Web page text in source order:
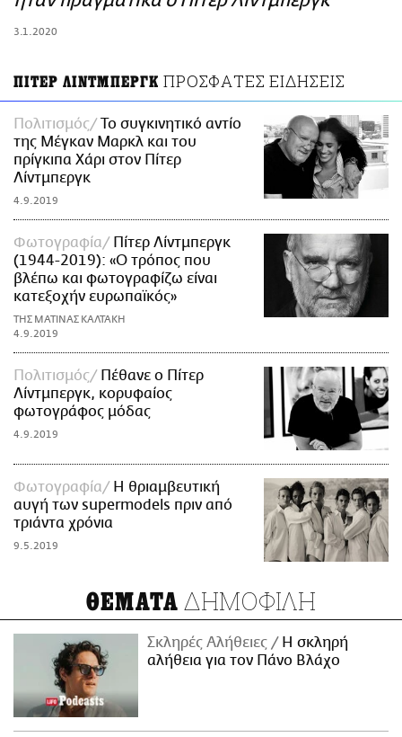
3.1.2020
ΠΙΤΕΡ ΛΙΝΤΜΠΕΡΓΚ ΠΡΟΣΦΑΤΕΣ ΕΙΔΗΣΕΙΣ
Πολιτισμός
Το συγκινητικό αντίο
της Μέγκαν Μαρκλ και του
πρίγκιπα Χάρι στον Πίτερ
Λίντμπεργκ
4.9.2019
Φωτογραφία
Πίτερ Λίντμπεργκ
(1944-2019): «Ο τρόπος που
βλέπω και φωτογραφίζω είναι
κατεξοχήν ευρωπαϊκός»
ΤΗΣ ΜΑΤΙΝΑΣ ΚΑΛΤΑΚΗ
4.9.2019
Πολιτισμός
Πέθανε ο Πίτερ
Λίντμπεργκ, κορυφαίος
φωτογράφος μόδας
4.9.2019
Φωτογραφία
Η θριαμβευτική
αυγή των supermodels πριν από
τριάντα χρόνια
9.5.2019
ΘΕΜΑΤΑ ΔΗΜΟΦΙΛΗ
Σκληρές Αλήθειες
H σκληρή
αλήθεια για τον Πάνο Βλάχο